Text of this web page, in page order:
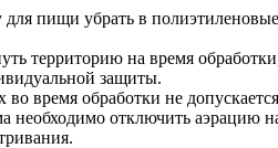
пищи убрать в полиэтиленовые
территорию на время
защиты.
время обработки не
необходимо отключить аэрацию